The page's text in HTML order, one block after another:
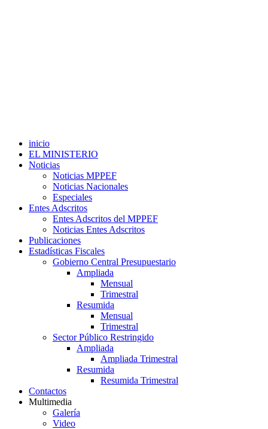
inicio
EL MINISTERIO
Noticias
Noticias MPPEF
Noticias Nacionales
Especiales
Entes Adscritos
Entes Adscritos del MPPEF
Noticias Entes Adscritos
Publicaciones
Estadísticas Fiscales
Gobierno Central Presupuestario
Ampliada
Mensual
Trimestral
Resumida
Mensual
Trimestral
Sector Público Restringido
Ampliada
Ampliada Trimestral
Resumida
Resumida Trimestral
Contactos
Multimedia
Galería
Video